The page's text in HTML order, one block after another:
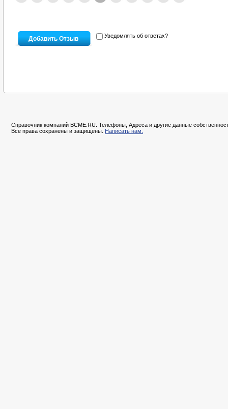
Уведомлять об ответах?
Справочник компаний BCME.RU. Телефоны, Адреса и другие данные
Все права сохранены и защищены. Написать нам.